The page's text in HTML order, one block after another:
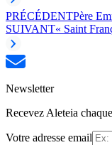
PRÉCÉDENTPère
SUIVANT« Saint
Newsletter
Recevez Aleteia
Votre adresse email